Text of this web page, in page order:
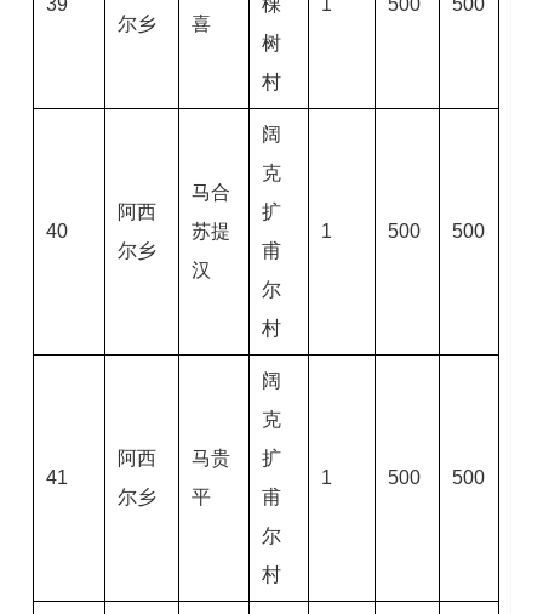
尔乡
喜
树
村
40
阿西
尔乡
马合
苏提
汉
阔
克
扩
甫
尔
村
1 500 500
41
阿西
尔乡
马贵
平
阔
克
扩
甫
尔
村
1 500 500